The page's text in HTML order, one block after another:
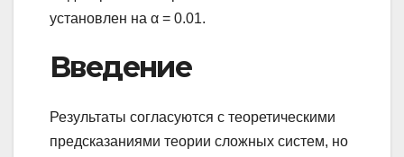
установлен на α = 0.01.
Введение
Результаты согласуются с теоретическими
предсказаниями теории сложных систем, но